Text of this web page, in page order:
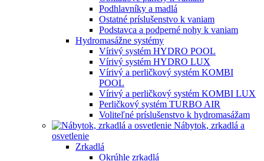
Podhlavníky a madlá
Ostatné príslušenstvo k vaniam
Podstavca a podperné nohy k vaniam
Hydromasážne systémy
Vírivý systém HYDRO POOL
Vírivý systém HYDRO LUX
Vírivý a perličkový systém KOMBI
POOL
Vírivý a perličkový systém KOMBI LUX
Perličkový systém TURBO AIR
Voliteľné príslušenstvo k hydromasážam
Nábytok, zrkadlá a
osvetlenie
Zrkadlá
Okrúhle zrkadlá